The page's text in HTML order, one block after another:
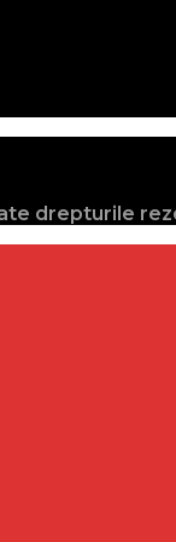
drepturile